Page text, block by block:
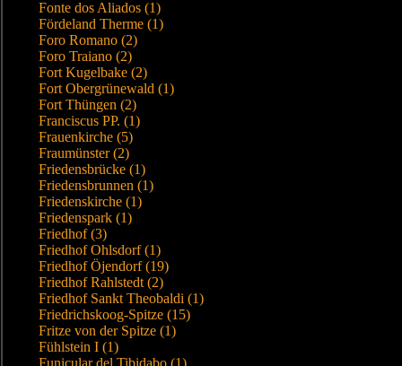
Fonte dos Aliados (1)
Fördeland Therme (1)
Foro Romano (2)
Foro Traiano (2)
Fort Kugelbake (2)
Fort Obergrünewald (1)
Fort Thüngen (2)
Franciscus PP. (1)
Frauenkirche (5)
Fraumünster (2)
Friedensbrücke (1)
Friedensbrunnen (1)
Friedenskirche (1)
Friedenspark (1)
Friedhof (3)
Friedhof Ohlsdorf (1)
Friedhof Öjendorf (19)
Friedhof Rahlstedt (2)
Friedhof Sankt Theobaldi (1)
Friedrichskoog-Spitze (15)
Fritze von der Spitze (1)
Fühlstein I (1)
Funicular del Tibidabo (1)